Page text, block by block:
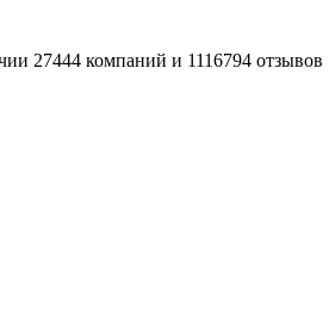
27444 компаний и 1116794 отзывов